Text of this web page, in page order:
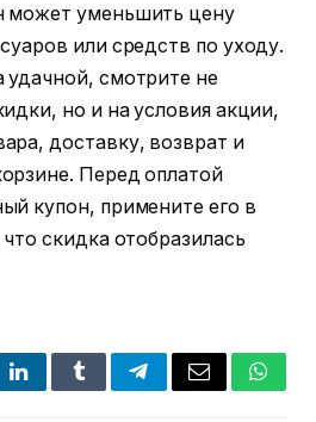
может уменьшить цену
или средств по уходу.
удачной, смотрите не
но и на условия акции,
доставку, возврат и
Перед оплатой
купон, примените его в
скидка отобразилась
LinkedInTumblrTelegramEmail